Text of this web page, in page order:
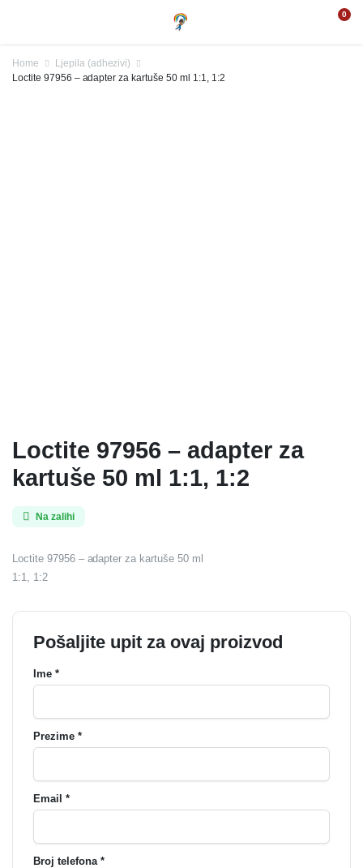
0
Home
Ljepila (adhezivi)
Loctite 97956 – adapter za kartuše 50 ml 1:1, 1:2
Loctite 97956 – adapter za
kartuše 50 ml 1:1, 1:2
Na zalihi
Loctite 97956 – adapter za kartuše 50 ml
1:1, 1:2
Pošaljite upit za ovaj proizvod
Ime *
Prezime *
Email *
Broj telefona *